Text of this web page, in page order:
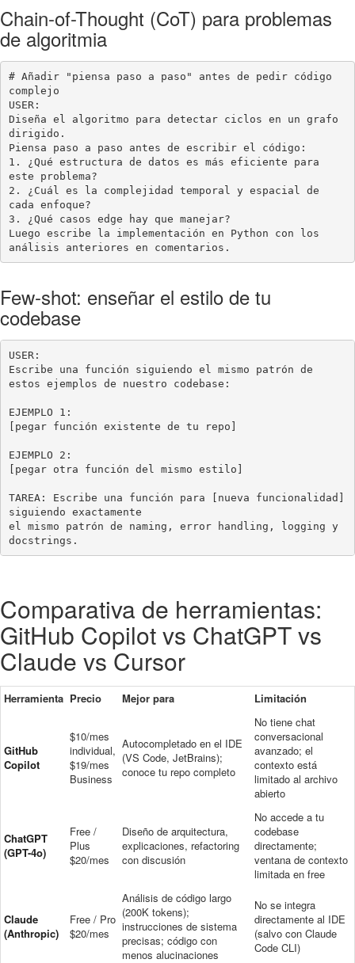
Chain-of-Thought (CoT) para problemas
de algoritmia
# Añadir "piensa paso a paso" antes de pedir código
complejo
USER:
Diseña el algoritmo para detectar ciclos en un grafo
dirigido.
Piensa paso a paso antes de escribir el código:
1. ¿Qué estructura de datos es más eficiente para
este problema?
2. ¿Cuál es la complejidad temporal y espacial de
cada enfoque?
3. ¿Qué casos edge hay que manejar?
Luego escribe la implementación en Python con los
análisis anteriores en comentarios.
Few-shot: enseñar el estilo de tu
codebase
USER:
Escribe una función siguiendo el mismo patrón de
estos ejemplos de nuestro codebase:
EJEMPLO 1:
[pegar función existente de tu repo]
EJEMPLO 2:
[pegar otra función del mismo estilo]
TAREA: Escribe una función para [nueva funcionalidad]
siguiendo exactamente
el mismo patrón de naming, error handling, logging y
docstrings.
Comparativa de herramientas:
GitHub Copilot vs ChatGPT vs
Claude vs Cursor
Herramienta Precio Mejor para Limitación
GitHub
Copilot
$10/mes
individual,
$19/mes
Business
Autocompletado en el IDE
(VS Code, JetBrains);
conoce tu repo completo
No tiene chat
conversacional
avanzado; el
contexto está
limitado al archivo
abierto
ChatGPT
(GPT-4o)
Free /
Plus
$20/mes
Diseño de arquitectura,
explicaciones, refactoring
con discusión
No accede a tu
codebase
directamente;
ventana de contexto
limitada en free
Claude
(Anthropic)
Free / Pro
$20/mes
Análisis de código largo
(200K tokens);
instrucciones de sistema
precisas; código con
menos alucinaciones
No se integra
directamente al IDE
(salvo con Claude
Code CLI)